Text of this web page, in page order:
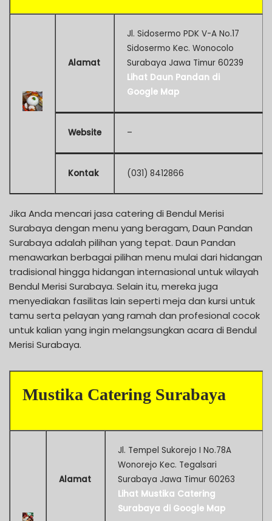
Alamat
Jl. Sidosermo PDK V-A No.17
Sidosermo Kec. Wonocolo
Surabaya Jawa Timur 60239
Lihat Daun Pandan di
Google Map
Website –
Kontak (031) 8412866
Jika Anda mencari jasa catering di Bendul Merisi
Surabaya dengan menu yang beragam, Daun Pandan
Surabaya adalah pilihan yang tepat. Daun Pandan
menawarkan berbagai pilihan menu mulai dari hidangan
tradisional hingga hidangan internasional untuk wilayah
Bendul Merisi Surabaya. Selain itu, mereka juga
menyediakan fasilitas lain seperti meja dan kursi untuk
tamu serta pelayan yang ramah dan profesional cocok
untuk kalian yang ingin melangsungkan acara di Bendul
Merisi Surabaya.
Mustika Catering Surabaya
Alamat
Jl. Tempel Sukorejo I No.78A
Wonorejo Kec. Tegalsari
Surabaya Jawa Timur 60263
Lihat Mustika Catering
Surabaya di Google Map